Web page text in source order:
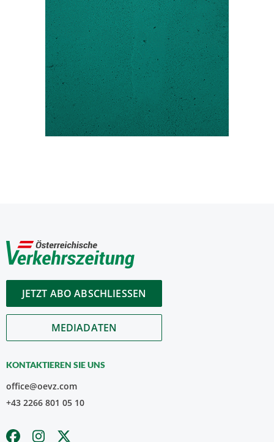
JETZT ABO ABSCHLIESSEN
MEDIADATEN
KONTAKTIEREN SIE UNS
office@oevz.com
+43 2266 801 05 10